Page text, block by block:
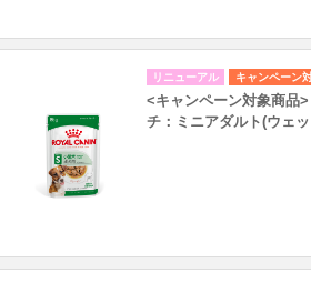
リニューアル キャンペーン
<キャンペーン対象商品
チ：ミニアダルト(ウェ